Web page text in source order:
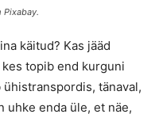
Pixabay.
käitud? Kas jääd
topib end kurguni
tänaval,
uhke enda üle, et näe,